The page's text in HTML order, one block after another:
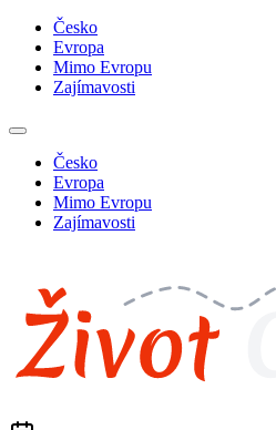
Česko
Evropa
Mimo Evropu
Zajímavosti
Česko
Evropa
Mimo Evropu
Zajímavosti